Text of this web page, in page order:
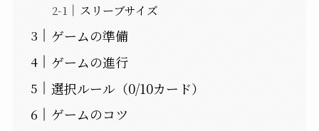
スリーブサイズ
ゲームの準備
ゲームの進行
選択ルール（0/10カード）
ゲームのコツ